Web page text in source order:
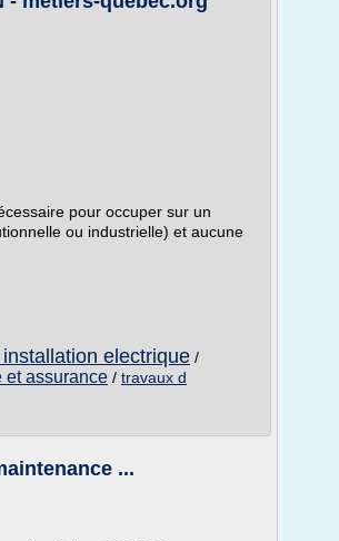
pour occuper sur un
ou industrielle) et aucune
electrique /
et assurance / travaux d
...